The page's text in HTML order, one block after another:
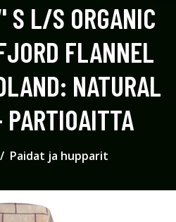
S L/S ORGANIC
FLANNEL
NATURAL
Paidat ja hupparit